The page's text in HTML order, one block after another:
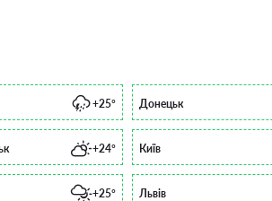
+25° Донецьк
+24° Київ
+25° Львів